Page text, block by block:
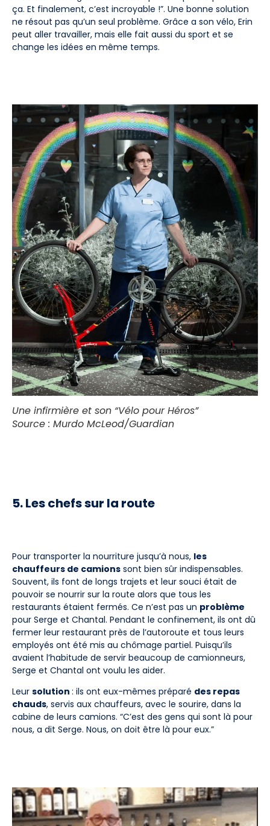
ça. Et finalement, c’est incroyable !”. Une bonne solution
ne résout pas qu’un seul problème. Grâce a son vélo, Erin
peut aller travailler, mais elle fait aussi du sport et se
change les idées en même temps.
Une infirmière et son “Vélo pour Héros”
Source : Murdo McLeod/Guardian
5. Les chefs sur la route
Pour transporter la nourriture jusqu’à nous, les
chauffeurs de camions sont bien sûr indispensables.
Souvent, ils font de longs trajets et leur souci était de
pouvoir se nourrir sur la route alors que tous les
restaurants étaient fermés. Ce n’est pas un problème
pour Serge et Chantal. Pendant le confinement, ils ont dû
fermer leur restaurant près de l’autoroute et tous leurs
employés ont été mis au chômage partiel. Puisqu’ils
avaient l’habitude de servir beaucoup de camionneurs,
Serge et Chantal ont voulu les aider.
Leur solution : ils ont eux-mêmes préparé des repas
chauds, servis aux chauffeurs, avec le sourire, dans la
cabine de leurs camions. “C’est des gens qui sont là pour
nous, a dit Serge. Nous, on doit être là pour eux.”